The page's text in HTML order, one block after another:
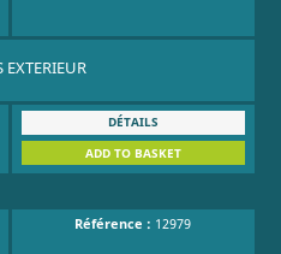
EXTERIEUR
DÉTAILS
ADD TO BASKET
Référence : 12979